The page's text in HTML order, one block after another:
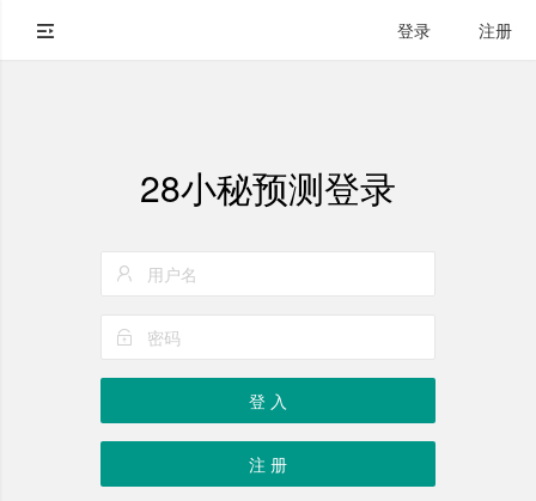
登录 注册
28小秘预测登录
登 入
注 册